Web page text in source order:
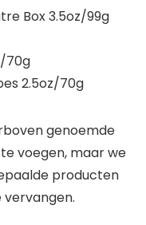
Box 3.5oz/99g
70g
2.5oz/70g
genoemde
voegen, maar we
producten